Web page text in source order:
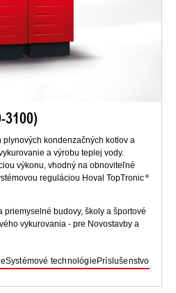
3100)
kondenzačných kotlov a
a výrobu teplej vody.
výkonu, vhodný na obnoviteľné
reguláciou Hoval TopTronic
budovy, školy a športové
vykurovania - pre Novostavby a
Systémové technológie Príslušenstvo